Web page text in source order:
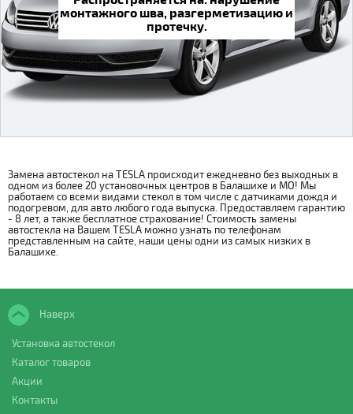
монтажного шва, разгерметизацию и
протечку.
Замена автостекол на TESLA происходит ежедневно без выходных в
одном из более 20 установочных центров в Балашихе и МО! Мы
работаем со всеми видами стекол в том числе с датчиками дождя и
подогревом, для авто любого года выпуска. Предоставляем гарантию
- 8 лет, а также бесплатное страхование! Стоимость замены
автостекла на Вашем TESLA можно узнать по телефонам
представленным на сайте, наши цены одни из самых низких в
Балашихе.
Наверх
Установка автостекол
Каталог товаров
Акции
Контакты